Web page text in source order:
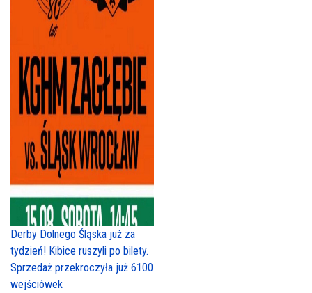
Derby Dolnego Śląska już za
tydzień! Kibice ruszyli po bilety.
Sprzedaż przekroczyła już 6100
wejściówek